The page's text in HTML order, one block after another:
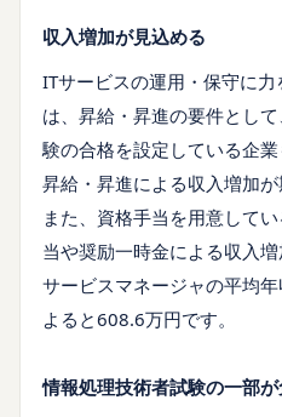
収入増加が見込める
ITサービスの運用・保守に
は、昇給・昇進の要件とし
験の合格を設定している企業
昇給・昇進による収入増加が
また、資格手当を用意して
当や奨励一時金による収入
サービスマネージャの平均
よると608.6万円です。
情報処理技術者試験の一部